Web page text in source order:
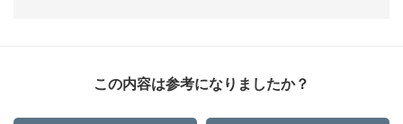
この内容は参考になりましたか？